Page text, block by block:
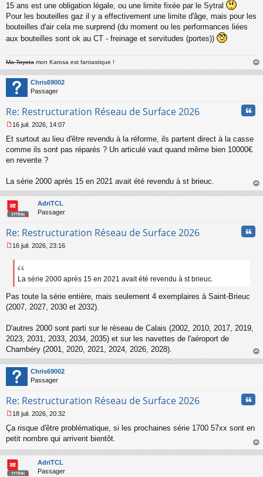
g
e
n
u
15 ans est une obligation légale, ou une limite fixée par le Sytral
Pour les bouteilles gaz il y a effectivement une limite d'âge, mais pour les
bouteilles d'air cela me surprend (du moment ou les performances liées
aux bouteilles sont ok au CT - freinage et servitudes (portes))
Ma Toyota mon Karosa est fantastique !
au
Chris69002
Passager
Re: Restructuration Réseau de Surface 2026
e
s
s
e
n
o
n
l
16 juil. 2026, 14:07
Et surtout au lieu d'être revendu à la réforme, ils partent direct à la casse
comme ils sont pas réparés ? Un articulé vaut quand même bien 10000€
en revente ?
La série 2000 après 15 en 2021 avait été revendu à st brieuc.
au
AdriTCL
Passager
Re: Restructuration Réseau de Surface 2026
e
a
g
e
n
l
u
16 juil. 2026, 23:16
La série 2000 après 15 en 2021 avait été revendu à st brieuc.
Pas toute la série entière, mais seulement 4 exemplaires à Saint-Brieuc
(2007, 2027, 2030 et 2032).
D'autres 2000 sont parti sur le réseau de Calais (2002, 2010, 2017, 2019,
2023, 2031, 2033, 2034, 2035) et sur les navettes de l'aéroport de
Chambéry (2001, 2020, 2021, 2024, 2026, 2028).
au
Chris69002
Passager
Re: Restructuration Réseau de Surface 2026
e
s
a
g
e
18 juil. 2026, 20:32
Ça risque d'être problématique, si les prochaines série 1700 57xx sont en
petit nombre qui arrivent bientôt.
au
AdriTCL
Passager